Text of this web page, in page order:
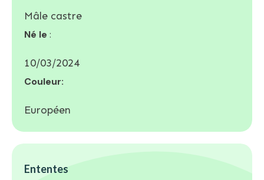
Mâle castre
Né le :
10/03/2024
Couleur:
Européen
Ententes